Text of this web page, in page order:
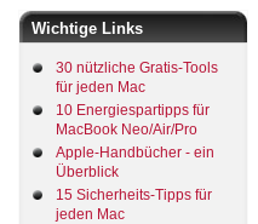
Wichtige Links
30 nützliche Gratis-Tools
für jeden Mac
10 Energiespartipps für
MacBook Neo/Air/Pro
Apple-Handbücher - ein
Überblick
15 Sicherheits-Tipps für
jeden Mac